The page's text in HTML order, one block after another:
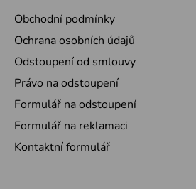
Obchodní podmínky
Ochrana osobních údajů
Odstoupení od smlouvy
Právo na odstoupení
Formulář na odstoupení
Formulář na reklamaci
Kontaktní formulář